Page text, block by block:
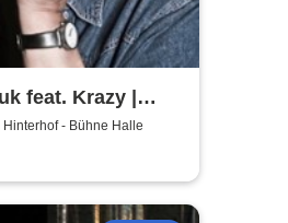
feat. Krazy |
Hinterhof - Bühne Halle